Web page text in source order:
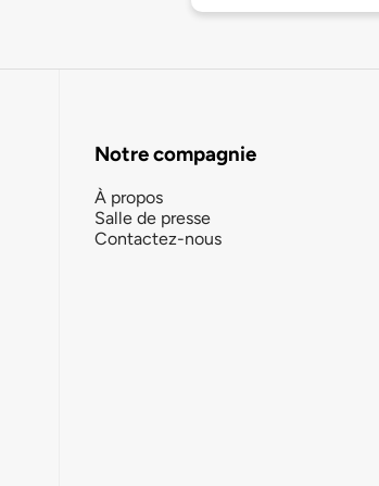
Notre compagnie
À propos
Salle de presse
Contactez-nous